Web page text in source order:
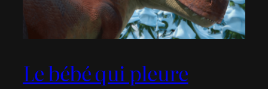
Le bébé qui pleure